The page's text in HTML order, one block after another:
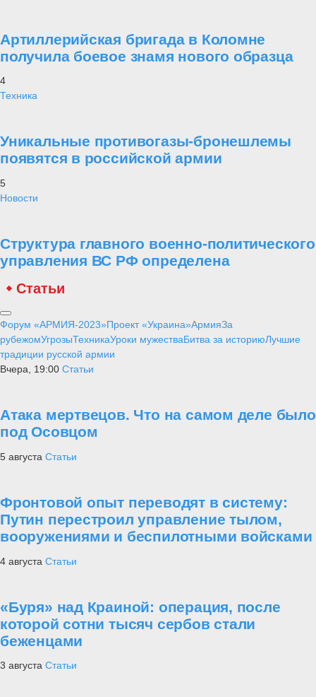
Артиллерийская бригада в Коломне
получила боевое знамя нового образца
4
Техника
Уникальные противогазы-бронешлемы
появятся в российской армии
5
Новости
Структура главного военно-политического
управления ВС РФ определена
Статьи
Форум «АРМИЯ-2023»Проект «Украина»АрмияЗа
рубежомУгрозыТехникаУроки мужестваБитва за историюЛучшие
традиции русской армии
Вчера, 19:00 Статьи
Атака мертвецов. Что на самом деле было
под Осовцом
5 августа Статьи
Фронтовой опыт переводят в систему:
Путин перестроил управление тылом,
вооружениями и беспилотными войсками
4 августа Статьи
«Буря» над Краиной: операция, после
которой сотни тысяч сербов стали
беженцами
3 августа Статьи